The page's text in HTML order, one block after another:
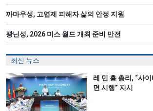
까마우성, 고엽제 피해자 삶의 안정 지원
꽝닌성, 2026 미스 월드 개최 준비 만전
최신 뉴스
레 민 흥 총리, “사
면 시행” 지시